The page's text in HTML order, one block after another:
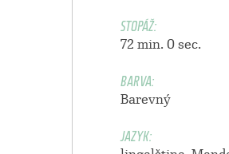
STOPÁŽ:
72 min. 0 sec.
BARVA:
Barevný
JAZYK: